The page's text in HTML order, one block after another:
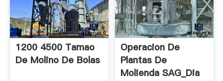
1200 4500 Tamao
De Molino De Bolas
Operacion De
Plantas De
Molienda SAG_Dia